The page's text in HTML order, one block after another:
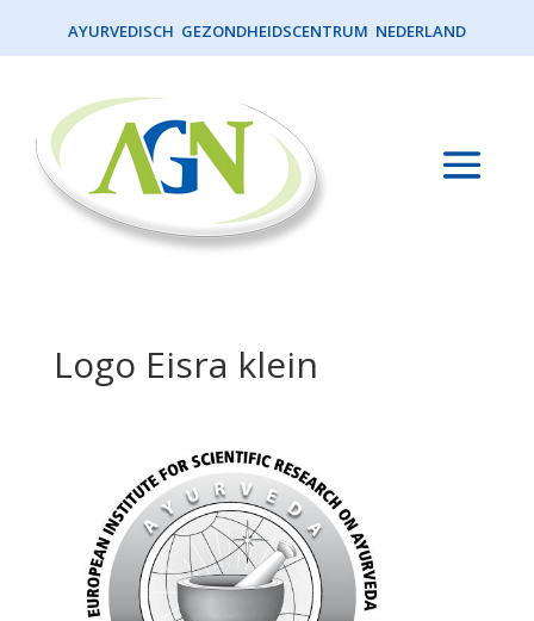
AYURVEDISCH GEZONDHEIDSCENTRUM NEDERLAND
Logo Eisra klein